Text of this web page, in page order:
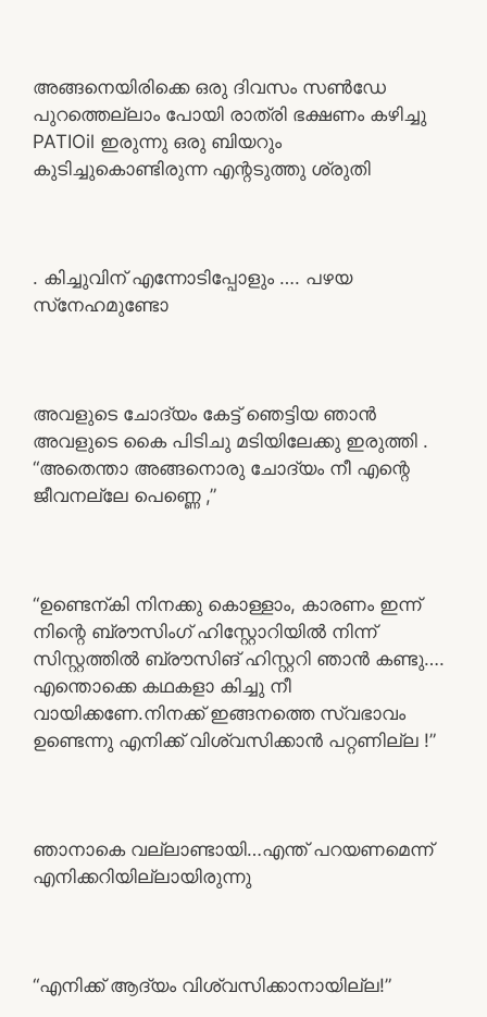
അങ്ങനെയിരിക്കെ ഒരു ദിവസം സൺ‌ഡേ
പുറത്തെല്ലാം പോയി രാത്രി ഭക്ഷണം കഴിച്ചു
PATIOil ഇരുന്നു ഒരു ബിയറും
കുടിച്ചുകൊണ്ടിരുന്ന എന്റടുത്തു ശ്രുതി
. കിച്ചുവിന് എന്നോടിപ്പോളും …. പഴയ
സ്‌നേഹമുണ്ടോ
അവളുടെ ചോദ്യം കേട്ട് ഞെട്ടിയ ഞാൻ
അവളുടെ കൈ പിടിചു മടിയിലേക്കു ഇരുത്തി .
“അതെന്താ അങ്ങനൊരു ചോദ്യം നീ എന്റെ
ജീവനല്ലേ പെണ്ണെ ,”
“ഉണ്ടെന്കി നിനക്കു കൊള്ളാം, കാരണം ഇന്ന്
നിന്റെ ബ്രൗസിംഗ് ഹിസ്റ്റോറിയിൽ നിന്ന്
സിസ്റ്റത്തിൽ ബ്രൗസിങ് ഹിസ്റ്ററി ഞാൻ കണ്ടു….
എന്തൊക്കെ കഥകളാ കിച്ചു നീ
വായിക്കണേ.നിനക്ക് ഇങ്ങനത്തെ സ്വഭാവം
ഉണ്ടെന്നു എനിക്ക് വിശ്വസിക്കാൻ പറ്റണില്ല !”
ഞാനാകെ വല്ലാണ്ടായി…എന്ത് പറയണമെന്ന്
എനിക്കറിയില്ലായിരുന്നു
“എനിക്ക് ആദ്യം വിശ്വസിക്കാനായില്ല!”